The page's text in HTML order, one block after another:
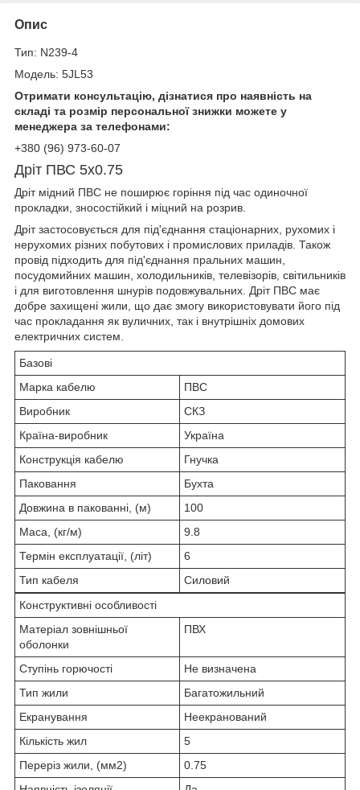
Опис
Тип: N239-4
Модель: 5JL53
Отримати консультацію, дізнатися про наявність на
складі та розмір персональної знижки можете у
менеджера за телефонами:
+380 (96) 973-60-07
Дріт ПВС 5х0.75
Дріт мідний ПВС не поширює горіння під час одиночної
прокладки, зносостійкий і міцний на розрив.
Дріт застосовується для під'єднання стаціонарних, рухомих і
нерухомих різних побутових і промислових приладів. Також
провід підходить для під'єднання пральних машин,
посудомийних машин, холодильників, телевізорів, світильників
і для виготовлення шнурів подовжувальних. Дріт ПВС має
добре захищені жили, що дає змогу використовувати його під
час прокладання як вуличних, так і внутрішніх домових
електричних систем.
Базові
Марка кабелю
ПВС
Виробник
СКЗ
Країна-виробник
Україна
Конструкція кабелю
Гнучка
Паковання
Бухта
Довжина в пакованні, (м)
100
Маса, (кг/м)
9.8
Термін експлуатації, (літ)
6
Тип кабеля
Силовий
Конструктивні особливості
Матеріал зовнішньої
оболонки
ПВХ
Ступінь горючості
Не визначена
Тип жили
Багатожильний
Екранування
Неекранований
Кількість жил
5
Переріз жили, (мм2)
0.75